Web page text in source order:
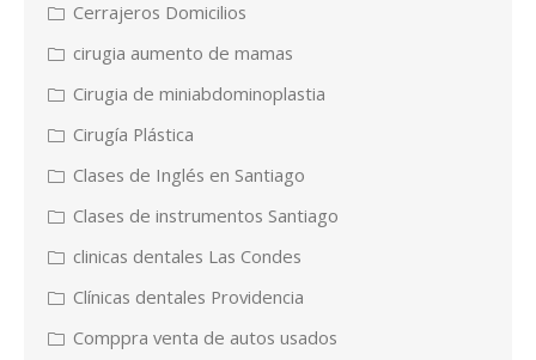
Cerrajeros Domicilios
cirugia aumento de mamas
Cirugia de miniabdominoplastia
Cirugía Plástica
Clases de Inglés en Santiago
Clases de instrumentos Santiago
clinicas dentales Las Condes
Clínicas dentales Providencia
Comppra venta de autos usados